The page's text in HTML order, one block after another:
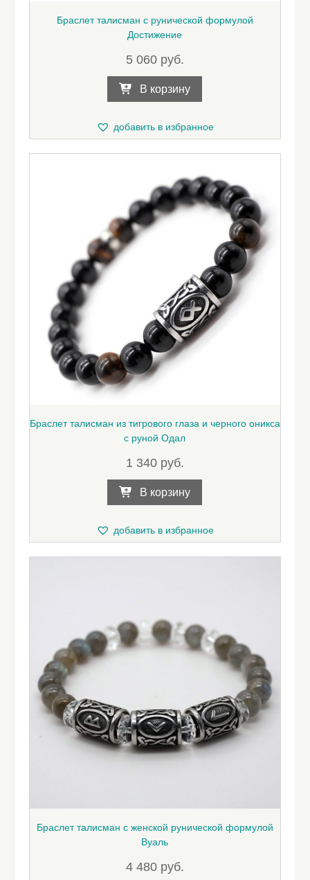
Браслет талисман с рунической формулой
Достижение
5 060 руб.
В корзину
добавить в избранное
Браслет талисман из тигрового глаза и черного оникса
с руной Одал
1 340 руб.
В корзину
добавить в избранное
Браслет талисман с женской рунической формулой
Вуаль
4 480 руб.